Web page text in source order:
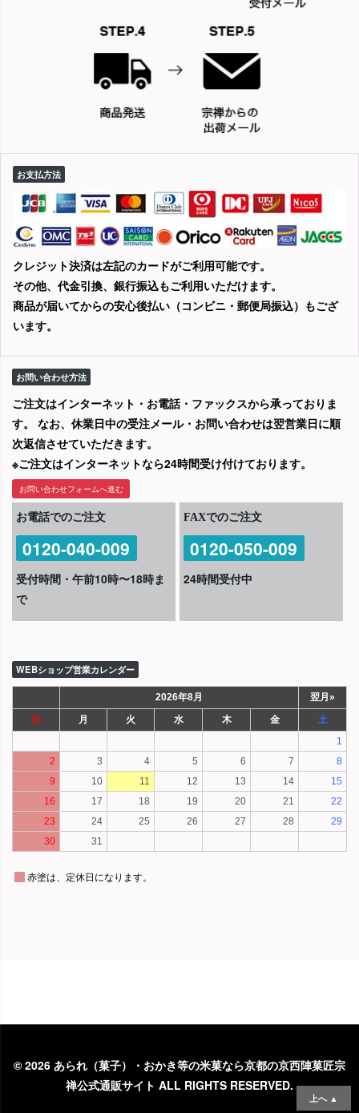
お支払方法
クレジット決済は左記のカードがご利用可能です。
その他、代金引換、銀行振込もご利用いただけます。
商品が届いてからの安心後払い（コンビニ・郵便局振込）もござ
います。
お問い合わせ方法
ご注文はインターネット・お電話・ファックスから承っておりま
す。 なお、休業日中の受注メール・お問い合わせは翌営業日に順
次返信させていただきます。
※ご注文はインターネットなら24時間受け付けております。
お問い合わせフォームへ進む
お電話でのご注文
0120-040-009
受付時間・午前10時〜18時ま
で
FAXでのご注文
0120-050-009
24時間受付中
WEBショップ営業カレンダー
上へ ▲
© 2026 あられ（菓子）・おかき等の米菓なら京都の京西陣菓匠宗
禅公式通販サイト ALL RIGHTS RESERVED.